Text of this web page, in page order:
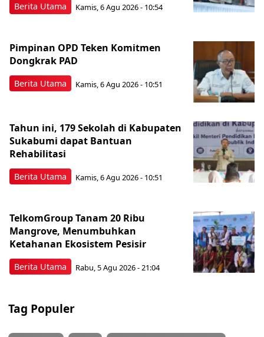
Berita Utama Kamis, 6 Agu 2026 - 10:54
Berita Utama
Pimpinan OPD Teken Komitmen
Dongkrak PAD
Kamis, 6 Agu 2026 - 10:51
Berita Utama
Tahun ini, 179 Sekolah di Kabupaten
Sukabumi dapat Bantuan
Rehabilitasi
Kamis, 6 Agu 2026 - 10:51
Berita Utama
TelkomGroup Tanam 20 Ribu
Mangrove, Menumbuhkan
Ketahanan Ekosistem Pesisir
Rabu, 5 Agu 2026 - 21:04
Tag Populer